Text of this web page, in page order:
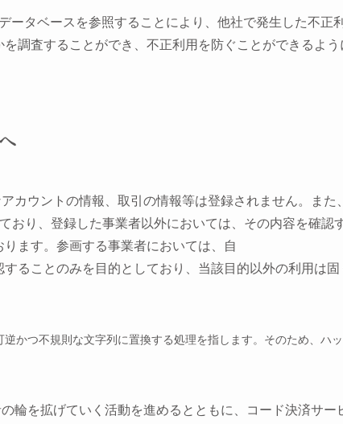
タベースを参照することにより、他社で発生した不正
調査することができ、不正利用を防ぐことができるよう
カウントの情報、取引の情報等は登録されません。また
り、登録した事業者以外においては、その内容を確認
ます。参画する事業者においては、自
ることのみを目的としており、当該目的以外の利用は固
かつ不規則な文字列に置換する処理を指します。そのため、ハ
輪を拡げていく活動を進めるとともに、コード決済サー